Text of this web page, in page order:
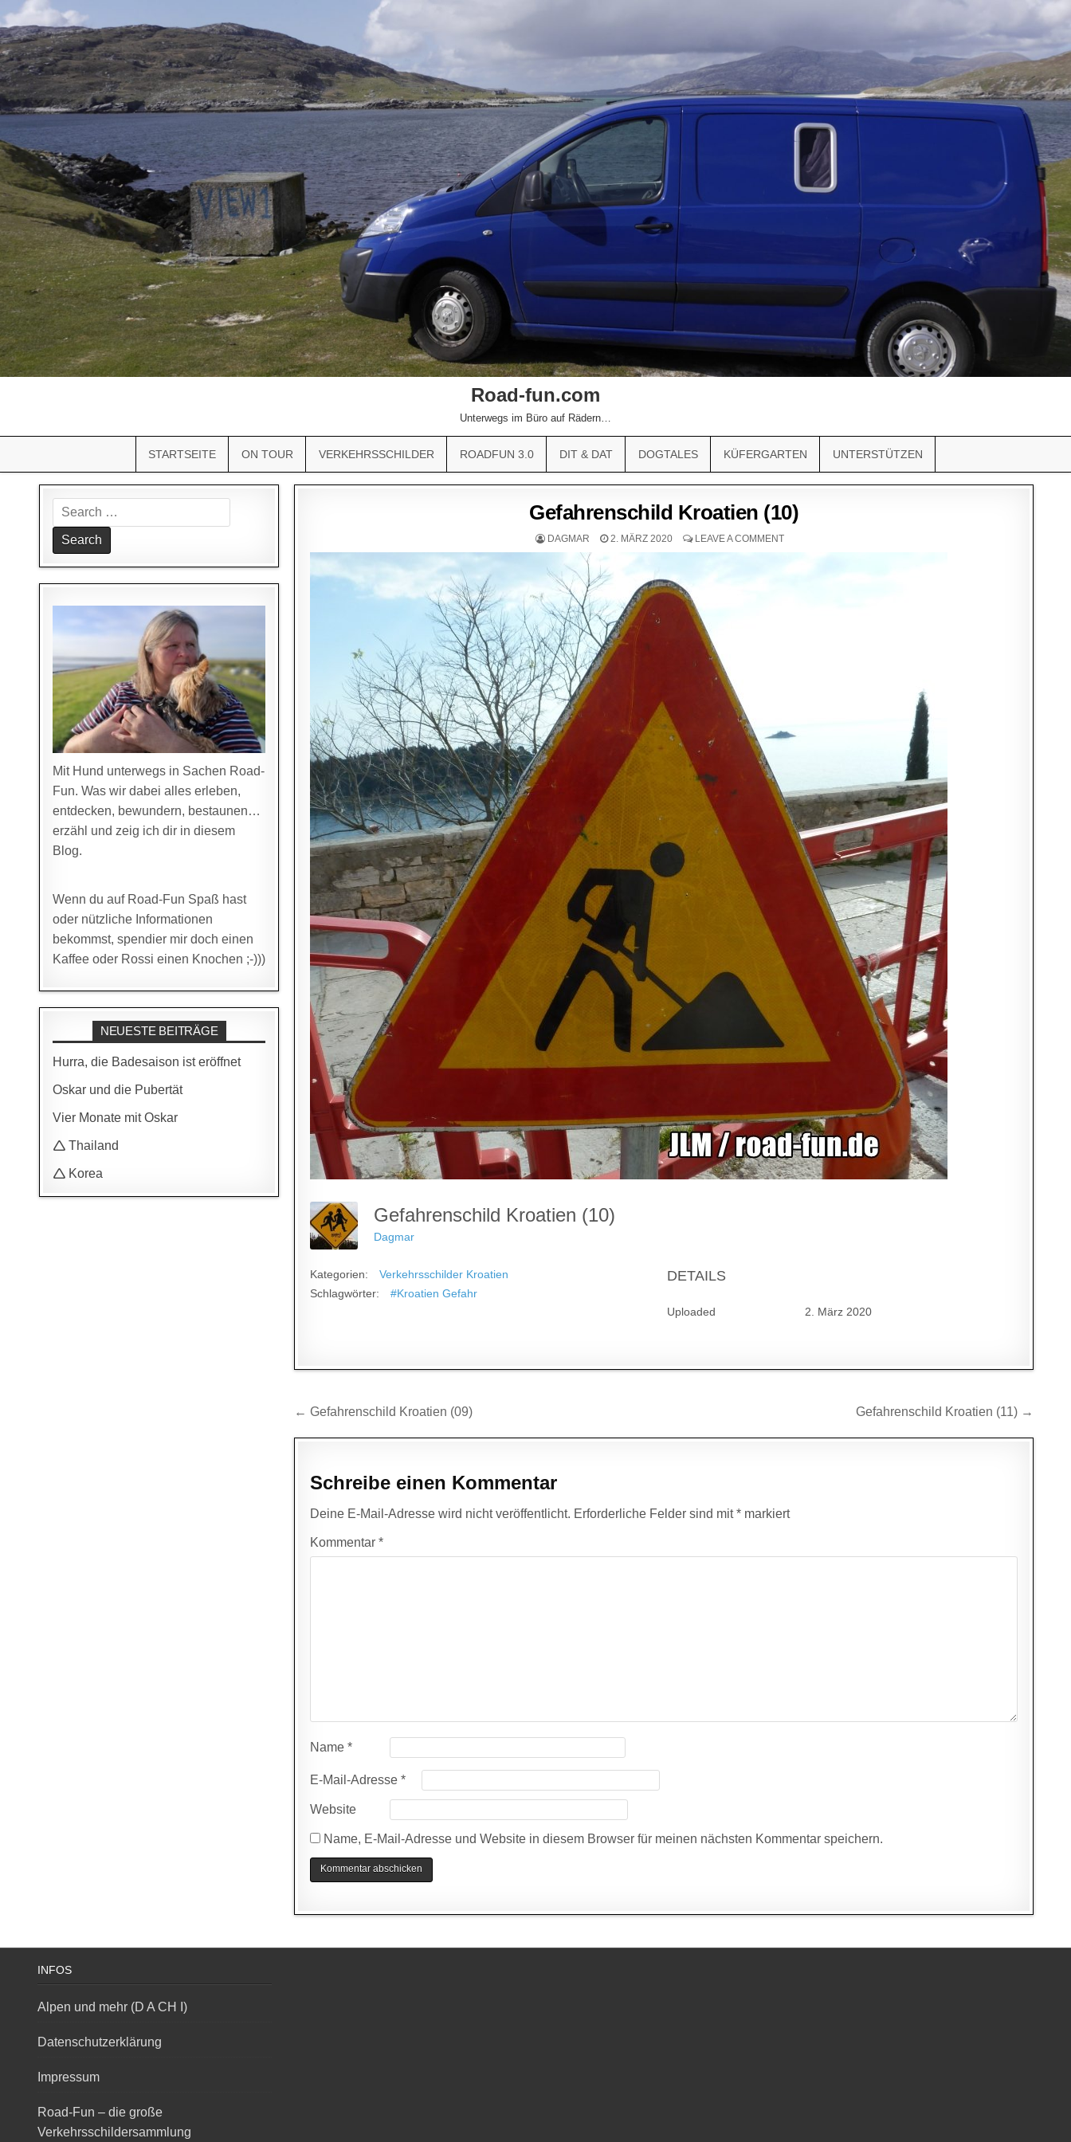
Road-fun.com
Unterwegs im Büro auf Rädern…
STARTSEITE ON TOUR VERKEHRSSCHILDER ROADFUN 3.0 DIT & DAT DOGTALES KÜFERGARTEN UNTERSTÜTZEN
Gefahrenschild Kroatien (10)
DAGMAR 2. MÄRZ 2020 LEAVE A COMMENT
Gefahrenschild Kroatien (10)
Dagmar
Kategorien:
Verkehrsschilder Kroatien
Schlagwörter:
#Kroatien Gefahr
DETAILS
Uploaded 2. März 2020
Beitragsnavigation
← Gefahrenschild Kroatien (09) Gefahrenschild Kroatien (11) →
Schreibe einen Kommentar
Deine E-Mail-Adresse wird nicht veröffentlicht. Erforderliche Felder sind mit* markiert
Kommentar*
Name*
E-Mail-Adresse*
Website
Name, E-Mail-Adresse und Website in diesem Browser für meinen nächsten Kommentar speichern.
Search
for:
Mit Hund unterwegs in Sachen Road-
Fun. Was wir dabei alles erleben,
entdecken, bewundern, bestaunen…
erzähl und zeig ich dir in diesem
Blog.
Wenn du auf Road-Fun Spaß hast
oder nützliche Informationen
bekommst, spendier mir doch einen
Kaffee oder Rossi einen Knochen ;-)))
NEUESTE BEITRÄGE
Hurra, die Badesaison ist eröffnet
Oskar und die Pubertät
Vier Monate mit Oskar
🛆 Thailand
🛆 Korea
INFOS
Alpen und mehr (D A CH I)
Datenschutzerklärung
Impressum
Road-Fun – die große
Verkehrsschildersammlung